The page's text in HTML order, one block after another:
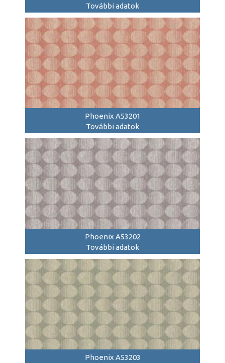
További adatok
Phoenix A53201
További adatok
Phoenix A53202
További adatok
Phoenix A53203